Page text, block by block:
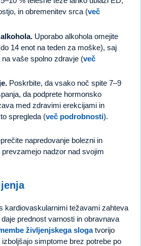
in obremenitev srca (več
Uporabo alkohola omejite
14 enot na teden za moške), saj
vaše spolno zdravje (več
Poskrbite, da vsako noč spite 7–9
da podprete hormonsko
med zdravimi erekcijami in
spregleda (več podrobnosti).
napredovanje bolezni in
nadzor nad svojim
kardiovaskularnimi težavami zahteva
prednost varnosti in obravnava
življenjskega slogatvorijo
simptome brez potrebe po